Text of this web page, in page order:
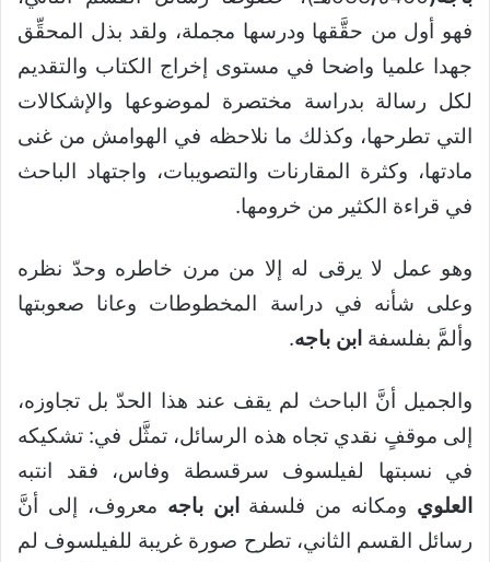
فهو أول من حقَّقها ودرسها مجملة، ولقد بذل المحقِّق
جهدا علميا واضحا في مستوى إخراج الكتاب والتقديم
لكل رسالة بدراسة مختصرة لموضوعها والإشكالات
التي تطرحها، وكذلك ما نلاحظه في الهوامش من غنى
مادتها، وكثرة المقارنات والتصويبات، واجتهاد الباحث
في قراءة الكثير من خرومها.
وهو عمل لا يرقى له إلا من مرن خاطره وحدّ نظره
وعلى شأنه في دراسة المخطوطات وعانا صعوبتها
وألمَّ بفلسفة ابن باجه.
والجميل أنَّ الباحث لم يقف عند هذا الحدّ بل تجاوزه،
إلى موقفٍ نقدي تجاه هذه الرسائل، تمثَّل في: تشكيكه
في نسبتها لفيلسوف سرقسطة وفاس، فقد انتبه
العلوي ومكانه من فلسفة ابن باجه معروف، إلى أنَّ
رسائل القسم الثاني، تطرح صورة غريبة للفيلسوف لم